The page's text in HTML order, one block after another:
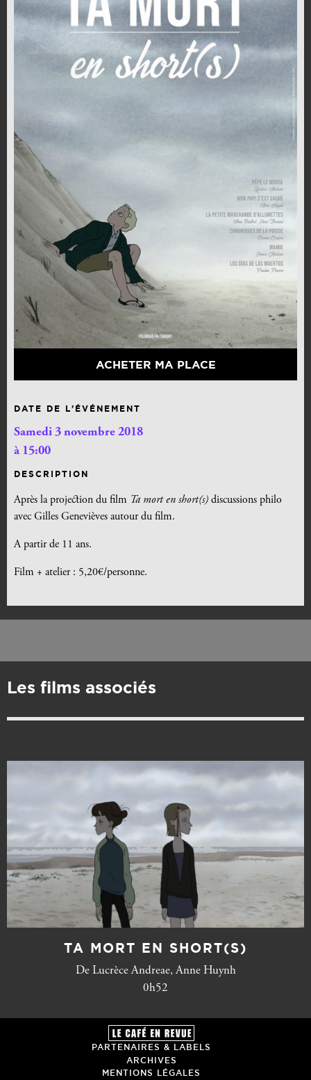
ACHETER MA PLACE
DATE DE L’ÉVÉNEMENT
Samedi 3 novembre 2018
à 15:00
DESCRIPTION
Après la projection du film Ta mort en short(s) discussions philo
avec Gilles Genevièves autour du film.
A partir de 11 ans.
Film + atelier : 5,20€/personne.
Les films associés
TA MORT EN SHORT(S)
De Lucrèce Andreae, Anne Huynh
0h52
PARTENAIRES & LABELS
ARCHIVES
MENTIONS LÉGALES